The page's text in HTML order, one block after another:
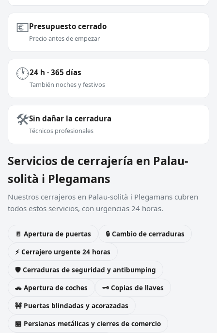
💶Presupuesto cerrado
Precio antes de empezar
🕐24 h · 365 días
También noches y festivos
🛠️Sin dañar la cerradura
Técnicos profesionales
Servicios de cerrajería en Palau-
solità i Plegamans
Nuestros cerrajeros en Palau-solità i Plegamans cubren
todos estos servicios, con urgencias 24 horas.
🚪 Apertura de puertas
🔒 Cambio de cerraduras
⚡ Cerrajero urgente 24 horas
🛡️ Cerraduras de seguridad y antibumping
🚗 Apertura de coches
🗝️ Copias de llaves
🚧 Puertas blindadas y acorazadas
🏪 Persianas metálicas y cierres de comercio